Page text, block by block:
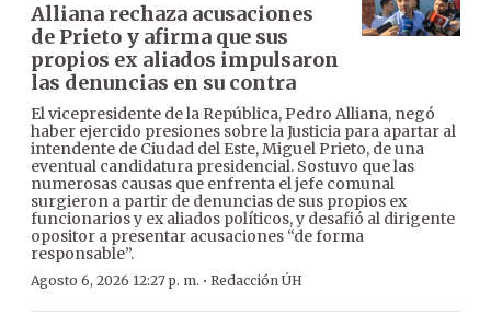
Alliana rechaza acusaciones
de Prieto y afirma que sus
propios ex aliados impulsaron
las denuncias en su contra
El vicepresidente de la República, Pedro Alliana, negó
haber ejercido presiones sobre la Justicia para apartar al
intendente de Ciudad del Este, Miguel Prieto, de una
eventual candidatura presidencial. Sostuvo que las
numerosas causas que enfrenta el jefe comunal
surgieron a partir de denuncias de sus propios ex
funcionarios y ex aliados políticos, y desafió al dirigente
opositor a presentar acusaciones “de forma
responsable”.
Agosto 6, 2026 12:27 p. m. · Redacción ÚH